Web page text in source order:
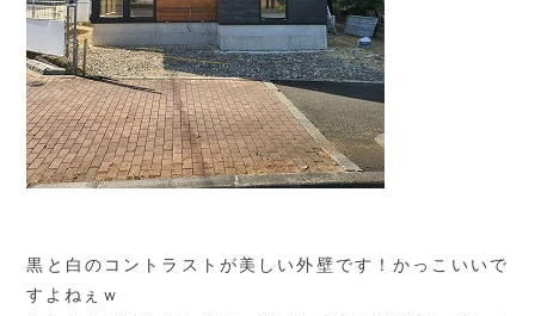
黒と白のコントラストが美しい外壁です！かっこいいで
すよねぇｗ